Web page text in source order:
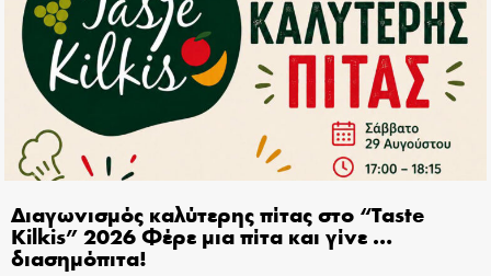
Διαγωνισμός καλύτερης πίτας στο “Taste
Kilkis” 2026 Φέρε μια πίτα και γίνε …
διασημόπιτα!